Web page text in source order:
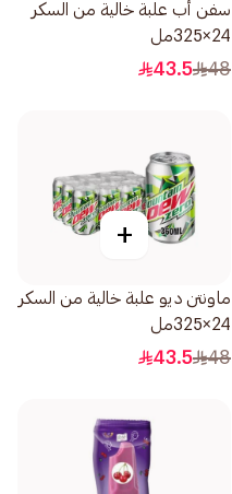
سفن أب علبة خالية من السكر
24×325مل
48
43.5
+
ماونتن ديو علبة خالية من السكر
24×325مل
48
43.5